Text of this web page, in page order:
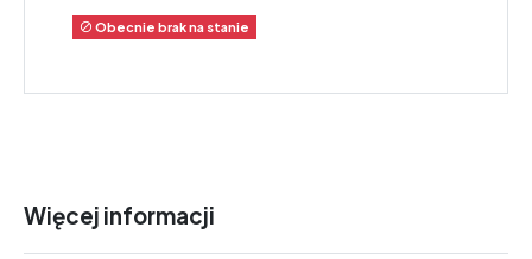
 Obecnie brak na stanie
Więcej informacji